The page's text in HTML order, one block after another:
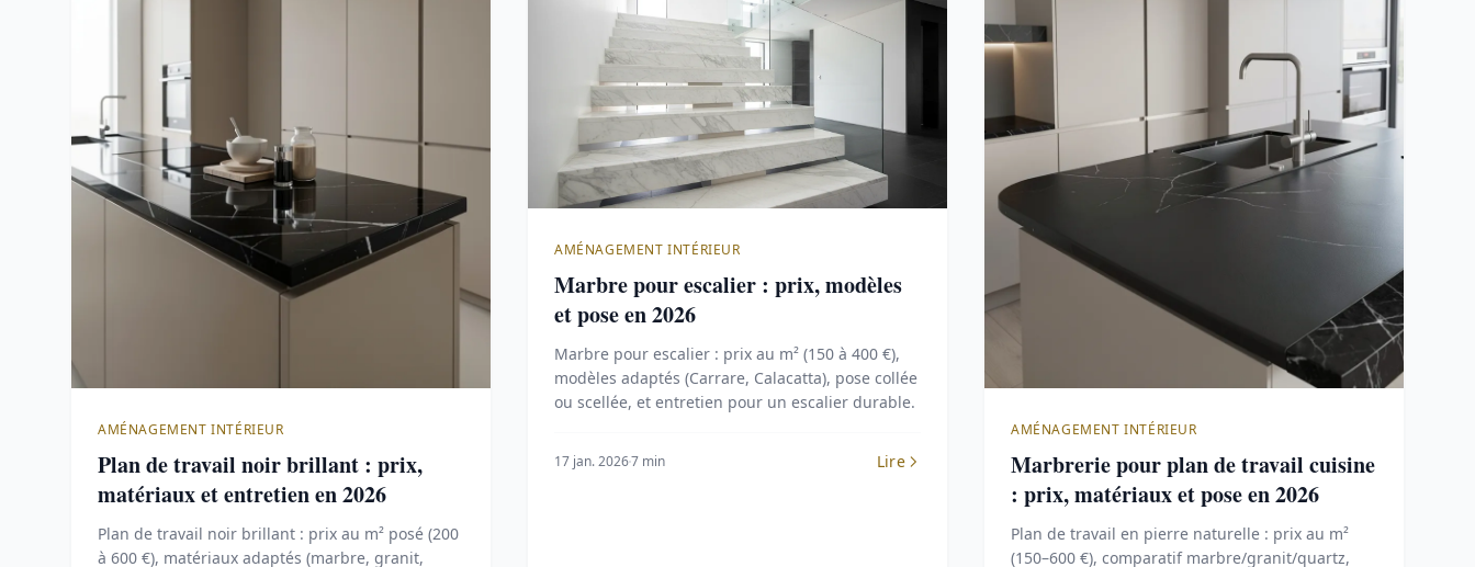
AMÉNAGEMENT INTÉRIEUR
Plan de travail noir brillant : prix,
matériaux et entretien en 2026
Plan de travail noir brillant : prix au m² posé (200
à 600 €), matériaux adaptés (marbre, granit,
AMÉNAGEMENT INTÉRIEUR
Marbre pour escalier : prix, modèles
et pose en 2026
Marbre pour escalier : prix au m² (150 à 400 €),
modèles adaptés (Carrare, Calacatta), pose collée
ou scellée, et entretien pour un escalier durable.
17 jan. 20267 min Lire
AMÉNAGEMENT INTÉRIEUR
Marbrerie pour plan de travail cuisine
: prix, matériaux et pose en 2026
Plan de travail en pierre naturelle : prix au m²
(150–600 €), comparatif marbre/granit/quartz,